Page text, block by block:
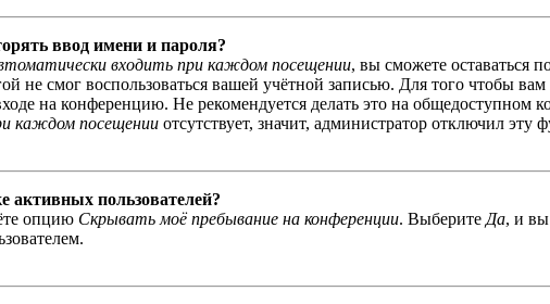
ввод имени и пароля?
входить при каждом посещении, вы сможете оставаться
не смог воспользоваться вашей учётной записью. Для того чтобы
на конференцию. Не рекомендуется делать это на общедоступном
каждом посещении отсутствует, значит, администратор отключил эту
активных пользователей?
опцию Скрывать моё пребывание на конференции. Выберите Да, и вы